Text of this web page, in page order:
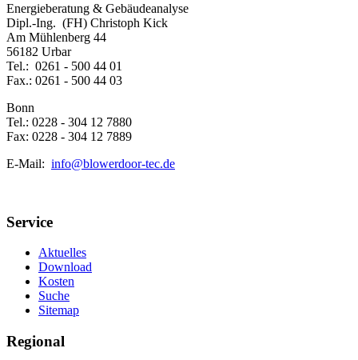
Energieberatung & Gebäudeanalyse
Dipl.-Ing. (FH) Christoph Kick
Am Mühlenberg 44
56182 Urbar
Tel.: 0261 - 500 44 01
Fax.: 0261 - 500 44 03
Bonn
Tel.: 0228 - 304 12 7880
Fax: 0228 - 304 12 7889
E-Mail: info@blowerdoor-tec.de
Service
Aktuelles
Download
Kosten
Suche
Sitemap
Regional